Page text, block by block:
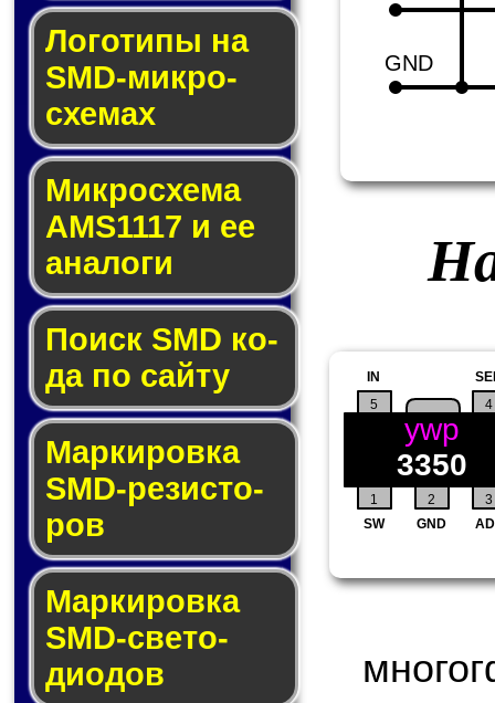
Логотипы на
SMD-мик­ро­
схе­мах
Микросхема
AMS1117 и ее
ана­ло­ги
Поиск SMD ко­
да по сай­ту
Маркировка
SMD-ре­зис­то­
ров
Маркировка
SMD-све­то­
дио­дов
GND
1 2 3
4
SW GND
5
IN
3350
ywp